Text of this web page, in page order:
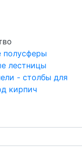
полусферы
лестницы
- столбы для
кирпич